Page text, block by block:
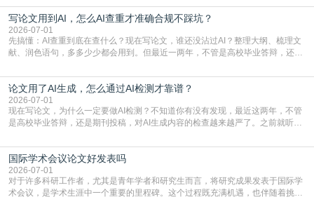
论文的初审通过率。实际上，SCI期刊对重复内容的审查是严谨投稿流程中不可
或缺的一环。本篇AEIC学术交流中心小编就为大家介绍“投稿SCI有查重吗”。
一、查重是标准流程答案是明确的：绝大多数S
写论文用到AI，怎么AI查重才准确合规不踩坑？
2026-07-01
先搞懂：AI查重到底在查什么？现在写论文，谁还没沾过AI？整理大纲、梳理文
献、润色语句，多多少少都会用到。但最近一两年，不管是高校毕业答辩，还是
须加做AI查重。很多人分不清，AI查重和普通查重到底有啥区别？这里说透：普
通查重查的是你的文字和已公开文献的重复比例，防的是抄袭；AI查重查的是你
的内容里，有多少是AI生成的，防的是过
论文用了AI生成，怎么通过AI检测才靠谱？
2026-07-01
现在写论文，为什么一定要做AI检测？不知道你有没有发现，最近这两年，不管
是高校毕业答辩，还是期刊投稿，对AI生成内容的检查越来越严了。之前就听身
要求修改，还差点被判定学术不规范，真的太冤了。现在国内多数高校和核心期
刊，都已经明确出台了相关规定：如果使用AI生成内容辅助写作，必须明确标
注，未标注的AI生成内容会被认定为不符合学
国际学术会议论文好发表吗
2026-07-01
对于许多科研工作者，尤其是青年学者和研究生而言，将研究成果发表于国际学
术会议，是学术生涯中一个重要的里程碑。这个过程既充满机遇，也伴随着挑